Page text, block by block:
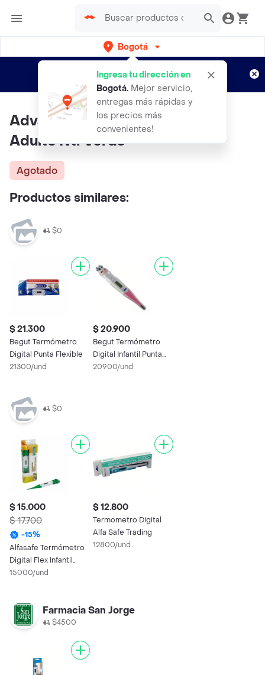
Bogotá
Ingresa tu dirección en
Bogotá. Mejor servicio,
entregas más rápidas y
los precios más
convenientes!
envíos gratis por semanas
Aplican TyC
Advance Termómetro Digital
Adulto Nti Verde
Agotado
Productos similares:
$0
$ 21.300
Begut Termómetro
Digital Punta Flexible
21300/und
$ 20.900
Begut Termómetro
Digital Infantil Punta
Flexible
20900/und
$0
$ 15.000
$ 17.700
-15%
Alfasafe Termómetro
Digital Flex Infantil
Rana
15000/und
$ 12.800
Termometro Digital
Alfa Safe Trading
12800/und
Farmacia San Jorge
$4500